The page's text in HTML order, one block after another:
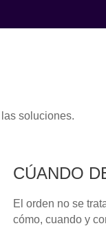
soluciones.
CÚANDO
El orden no se
cómo, cuando y